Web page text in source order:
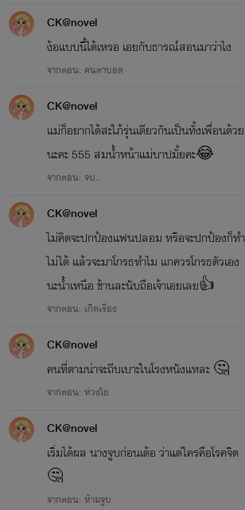
CK@novel
ง้อแบบนี้ได้เหรอ​ เอยกับธารณ์สอนมาว่าไง
จากตอน: คนตาบอด
CK@novel
แม่ก็อยากได้สะใภ้รุ่นเดียวกันเป็นทั้งเพื่อนด้วย
นะคะ​ 555​ สมน้ำหน้าแม่บาปมั้ยคะ​😂
จากตอน: จบ..
CK@novel
ไม่คิดจะปกป้องแฟนปลอม​ หรือจะปกป้องก็ทำ
ไม่ได้​ แล้วจะมาโกรธทำไม​ แกควรโกรธ​ตัวเอง
นะน้ำเหนือ​ ช้านละนับถือเจ้าเอยเลย👍
จากตอน: เกิดเรื่อง
CK@novel
คนที่ตามน่าจะถีบเบาะในโรงหนังแหละ​ 🤔
จากตอน: ห่วงใย
CK@novel
เริ่มได้ผล​ นางจูบก่อนเด้อ​ ว่าแต่ใครคือโรคจิต​
🤔
จากตอน: ห้ามจูบ